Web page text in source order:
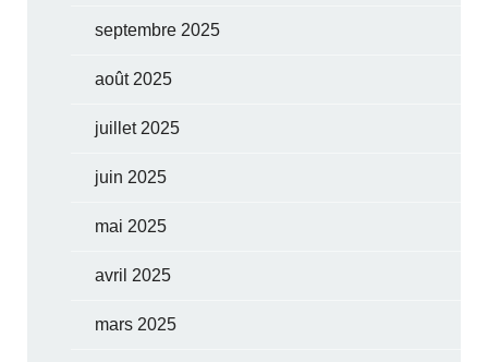
septembre 2025
août 2025
juillet 2025
juin 2025
mai 2025
avril 2025
mars 2025